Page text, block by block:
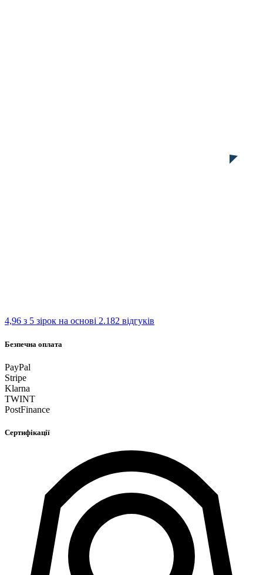
4,96 з 5 зірок на основі 2.182 відгуків
Безпечна оплата
PayPal
Stripe
Klarna
TWINT
PostFinance
Сертифікації